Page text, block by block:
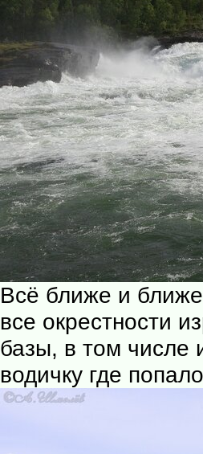
Всё ближе и
все окрестности
базы, в том числе
водичку где